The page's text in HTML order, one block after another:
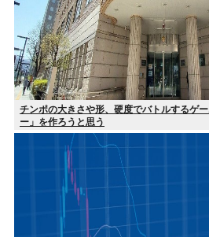
チンポの大きさや形、硬度でバトルするゲ
ー」を作ろうと思う